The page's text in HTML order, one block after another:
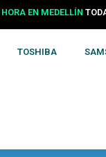
HORA EN MEDELLÍN
EN COLOMBIA
TOSHIBA